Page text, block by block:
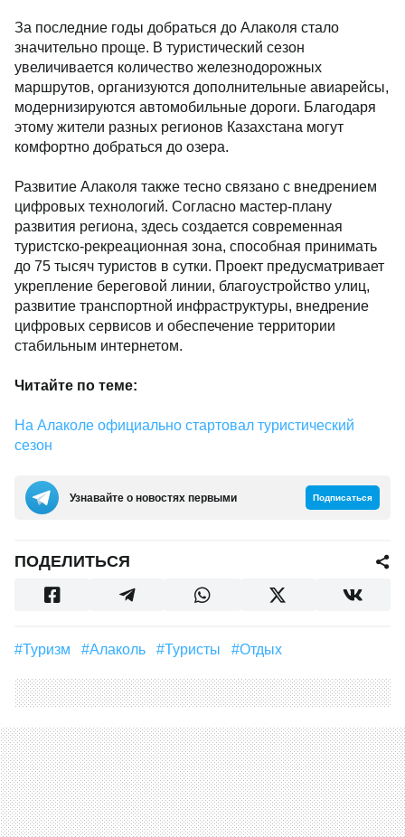
За последние годы добраться до Алаколя стало
значительно проще. В туристический сезон
увеличивается количество железнодорожных
маршрутов, организуются дополнительные авиарейсы,
модернизируются автомобильные дороги. Благодаря
этому жители разных регионов Казахстана могут
комфортно добраться до озера.
Развитие Алаколя также тесно связано с внедрением
цифровых технологий. Согласно мастер-плану
развития региона, здесь создается современная
туристско-рекреационная зона, способная принимать
до 75 тысяч туристов в сутки. Проект предусматривает
укрепление береговой линии, благоустройство улиц,
развитие транспортной инфраструктуры, внедрение
цифровых сервисов и обеспечение территории
стабильным интернетом.
Читайте по теме:
На Алаколе официально стартовал туристический
сезон
Узнавайте о новостях первыми Подписаться
ПОДЕЛИТЬСЯ
#туризм #Алаколь #туристы #отдых